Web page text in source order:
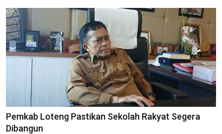
Pemkab Loteng Pastikan Sekolah Rakyat Segera
Dibangun